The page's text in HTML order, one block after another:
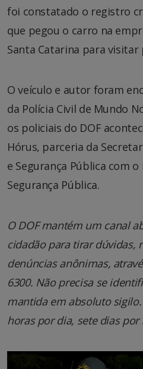
foi constatado o registro
que pegou o carro na
Santa Catarina para visitar
O veículo e autor foram
da Polícia Civil de Mundo
os policiais do DOF
Hórus, parceria da
e Segurança Pública com
Segurança Pública.
O DOF mantém um canal
cidadão para tirar dúvidas,
denúncias anônimas,
6300. Não precisa se
mantida em absoluto
horas por dia, sete dias por